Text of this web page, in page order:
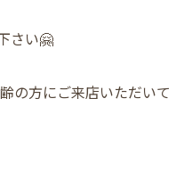
さい🤗
の方にご来店いただいて